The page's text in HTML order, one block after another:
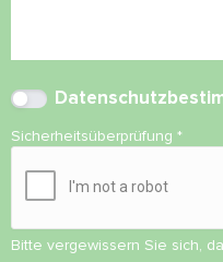
Sicherheitsüberprüfung *
Bitte vergewissern Sie sich,